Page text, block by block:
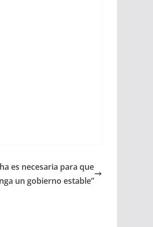
es necesaria para que
un gobierno estable”